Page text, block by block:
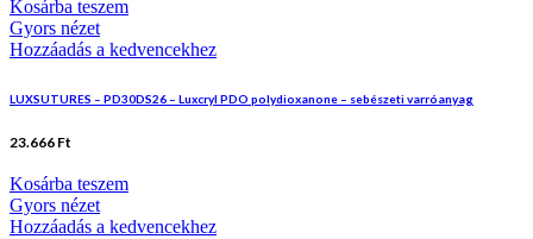
Kosárba teszem
Gyors nézet
Hozzáadás a kedvencekhez
LUXSUTURES – PD30DS26 – Luxcryl PDO polydioxanone – sebészeti varróanyag
23.666 Ft
Kosárba teszem
Gyors nézet
Hozzáadás a kedvencekhez